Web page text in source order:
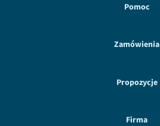
Pomoc
Zamówienia
Propozycje
Firma